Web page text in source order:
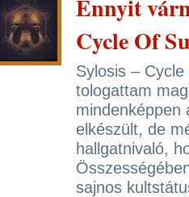
Ennyit
Cycle Of
Sylosis –
tologattam
elkészült, de
hallgatnivaló,
sajnos